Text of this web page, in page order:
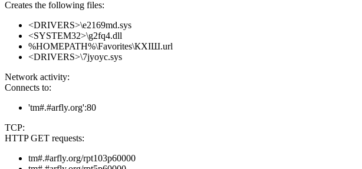
Creates the following files:
<DRIVERS>\e2169md.sys
<SYSTEM32>\g2fq4.dll
%HOMEPATH%\Favorites\КХІШ.url
<DRIVERS>\7jyoyc.sys
Network activity:
Connects to:
'tm#.#arfly.org':80
TCP:
HTTP GET requests:
tm#.#arfly.org/rpt103p60000